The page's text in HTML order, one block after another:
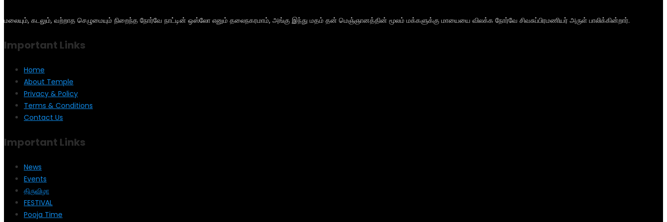
மலையும், கடலும், வற்றாத செழுமையும் நிறைந்த நோர்வே நாட்டின் ஒஸ்லோ எனும் தலைநகரமாம், அங்கு இந்து மதம் தன் மெஞ்ஞானத்தின் மூலம் மக்களுக்கு மாயையை விலக்க நோர்வே சிவசுப்பிரமணியர் அருள் பாலிக்கின்றார்.
Important Links
Home
About Temple
Privacy & Policy
Terms & Conditions
Contact Us
Important Links
News
Events
திருவிழா
FESTIVAL
Pooja Time